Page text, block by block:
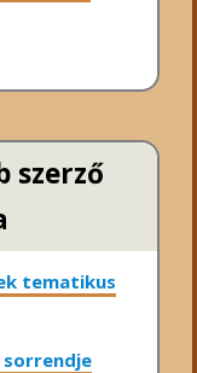
szerző
tematikus
sorrendje